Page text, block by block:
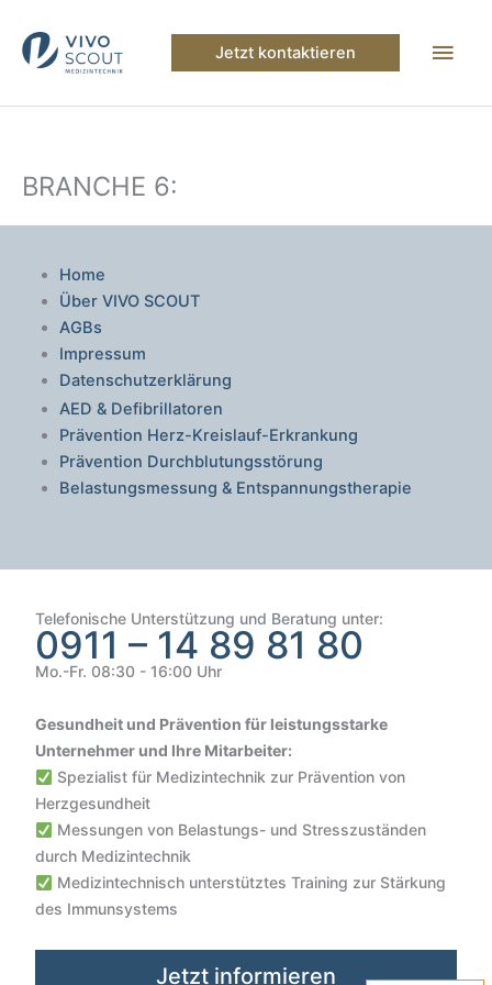
Inhalt
springen
Jetzt kontaktieren
BRANCHE 6:
Home
Über VIVO SCOUT
AGBs
Impressum
Datenschutzerklärung
AED & Defibrillatoren
Prävention Herz-Kreislauf-Erkrankung
Prävention Durchblutungsstörung
Belastungsmessung & Entspannungstherapie
Telefonische Unterstützung und Beratung unter:
0911 – 14 89 81 80
Mo.-Fr. 08:30 - 16:00 Uhr
Gesundheit und Prävention für leistungsstarke
Unternehmer und Ihre Mitarbeiter:
Spezialist für Medizintechnik zur Prävention von
Herzgesundheit
Messungen von Belastungs- und Stresszuständen
durch Medizintechnik
Medizintechnisch unterstütztes Training zur Stärkung
des Immunsystems
Jetzt informieren
VIVO SCOUT GmbH | Gesundheit & Sicherheit im Unterne...